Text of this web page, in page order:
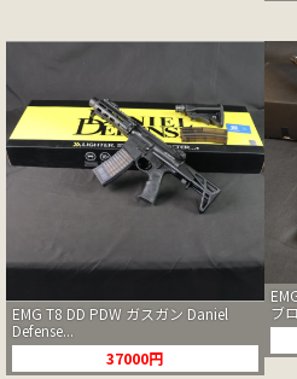
EMG T8 DD PDW ガスガン Daniel
Defense...
37000円
ブ